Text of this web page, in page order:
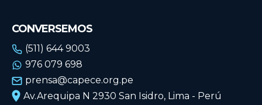
ECUADOR
MÉXICO
URUGUAY
VENEZUELA
ECUADOR
MÉXICO
URUGUAY
VENEZUELA
CONVERSEMOS
(511) 644 9003
976 079 698
prensa@capece.org.pe
Av.Arequipa N 2930 San Isidro, Lima - Perú